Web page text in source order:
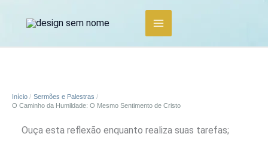
Início
Sermões e Palestras
O Caminho da Humildade: O Mesmo Sentimento de Cristo
Ouça esta reflexão enquanto realiza suas tarefas;